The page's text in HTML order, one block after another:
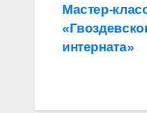
по
Мастер-
интерната»